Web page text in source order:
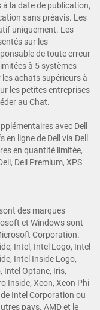
la date de publication,
sans préavis. Les
uniquement. Les
sur les
de toute erreur
à 5 systèmes
achats supérieurs à
les petites entreprises
au Chat.
avec Dell
ligne de Dell via Dell
en quantité limitée,
Dell Premium, XPS
des marques
et Windows sont
Corporation.
Intel, Intel Logo, Intel
Intel Inside Logo,
Intel Optane, Iris,
Inside, Xeon, Xeon Phi
Intel Corporation ou
pays. AMD et le